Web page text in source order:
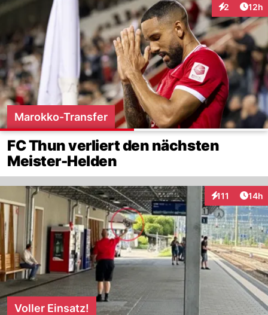
2
Interaktionen
12h
Marokko-Transfer
FC Thun verliert den nächsten
Meister-Helden
111
Interaktionen
14h
Voller Einsatz!